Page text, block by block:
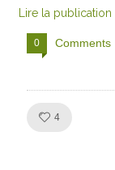
Lire la publication
0 Comments
4